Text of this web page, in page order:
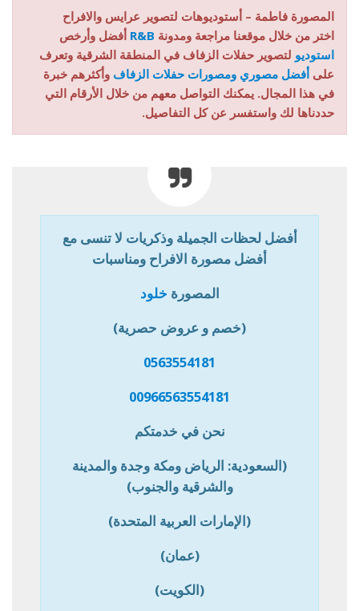
المصورة فاطمة – أستوديوهات لتصوير عرايس والافراح
اختر من خلال موقعنا مراجعة ومدونة R&B أفضل وأرخص
استوديو لتصوير حفلات الزفاف في المنطقة الشرقية وتعرف
على أفضل مصوري ومصورات حفلات الزفاف وأكثرهم خبرة
في هذا المجال. يمكنك التواصل معهم من خلال الأرقام التي
حددناها لك واستفسر عن كل التفاصيل.
أفضل لحظات الجميلة وذكريات لا تنسى مع
أفضل مصورة الافراح ومناسبات
المصورة خلود
(خصم و عروض حصرية)
0563554181
00966563554181
نحن في خدمتكم
(السعودية: الرياض ومكة وجدة والمدينة
والشرقية والجنوب)
(الإمارات العربية المتحدة)
(عمان)
(الكويت)